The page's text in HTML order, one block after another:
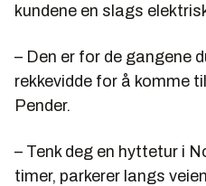
kundene en slags
– Den er for de gangene
rekkevidde for å komme
Pender.
– Tenk deg en hyttetur i
timer, parkerer langs